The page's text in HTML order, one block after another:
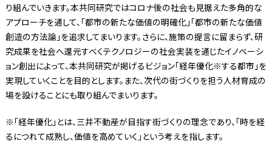
り組んでいきます。本共同研究ではコロナ後の社会も見据えた多角的な
アプローチを通して、「都市の新たな価値の明確化」「都市の新たな価値
創造の方法論」を追求してまいります。さらに、施策の提言に留まらず、研
究成果を社会へ還元すべくテクノロジーの社会実装を通じたイノベーシ
ョン創出によって、本共同研究が掲げるビジョン「経年優化※する都市」を
実現していくことを目的とします。また、次代の街づくりを担う人材育成の
場を設けることにも取り組んでまいります。
※「経年優化」とは、三井不動産が目指す街づくりの理念であり、「時を経
るにつれて成熟し、価値を高めていく」という考えを指します。